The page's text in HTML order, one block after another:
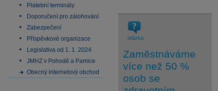
Platební terminály
Doporučení pro zálohování
Zabezpečení
Příspěvkové organizace
Legislativa od 1. 1. 2024
JMHZ v Pohodě a Pamice
Obecný internetový obchod
otázka
Zaměstnáváme
více než 50 %
osob se